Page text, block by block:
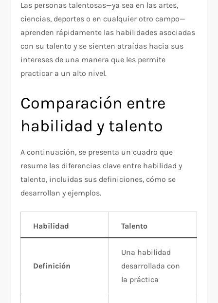
Las personas talentosas—ya sea en las artes,
ciencias, deportes o en cualquier otro campo—
aprenden rápidamente las habilidades asociadas
con su talento y se sienten atraídas hacia sus
intereses de una manera que les permite
practicar a un alto nivel.
Comparación entre
habilidad y talento
A continuación, se presenta un cuadro que
resume las diferencias clave entre habilidad y
talento, incluidas sus definiciones, cómo se
desarrollan y ejemplos.
Habilidad Talento
Definición
Una habilidad
desarrollada con
la práctica